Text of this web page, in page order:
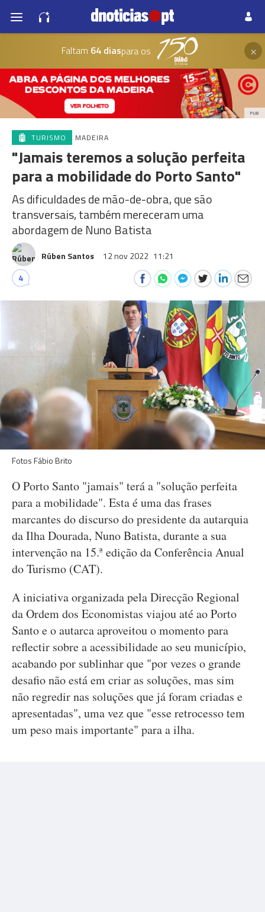
Faltam 64 diaspara os ×
PUB
TURISMO MADEIRA
"Jamais teremos a solução perfeita
para a mobilidade do Porto Santo"
As dificuldades de mão-de-obra, que são
transversais, também mereceram uma
abordagem de Nuno Batista
Rúben Santos 12 nov 2022 11:21
4
Fotos Fábio Brito
O Porto Santo "jamais" terá a "solução perfeita
para a mobilidade". Esta é uma das frases
marcantes do discurso do presidente da autarquia
da Ilha Dourada, Nuno Batista, durante a sua
intervenção na 15.ª edição da Conferência Anual
do Turismo (CAT).
A iniciativa organizada pela Direcção Regional
da Ordem dos Economistas viajou até ao Porto
Santo e o autarca aproveitou o momento para
reflectir sobre a acessibilidade ao seu município,
acabando por sublinhar que "por vezes o grande
desafio não está em criar as soluções, mas sim
não regredir nas soluções que já foram criadas e
apresentadas", uma vez que "esse retrocesso tem
um peso mais importante" para a ilha.